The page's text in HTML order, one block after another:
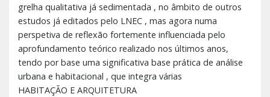
grelha qualitativa já sedimentada , no âmbito de outros
estudos já editados pelo LNEC , mas agora numa
perspetiva de reflexão fortemente influenciada pelo
aprofundamento teórico realizado nos últimos anos,
tendo por base uma significativa base prática de análise
urbana e habitacional , que integra várias
HABITAÇÃO E ARQUITETURA